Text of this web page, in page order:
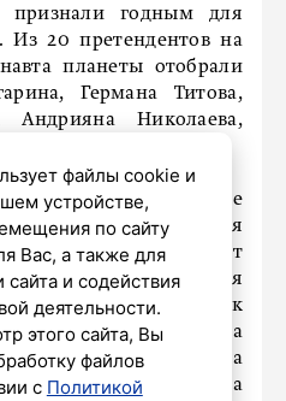
признали годным для
Из 20 претендентов на
планеты отобрали
Германа Титова,
Андрияна Николаева,
Быковского.
заседание
космического корабля
кто полетит
допустить в полет Юрия
Титова утвердить как
12 апреля 1961 года
фантастическая мечта
лейтенант Гагарин на
файлы cookie и
устройстве,
по сайту
Вас, а также для
сайта и содействия
деятельности.
этого сайта, Вы
файлов
с Политикой